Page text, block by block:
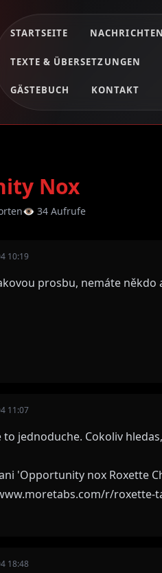
STARTSEITE NACHRICHTEN
TEXTE & ÜBERSETZUNGEN
GÄSTEBUCH KONTAKT
Nox
👁 34 Aufrufe
10:19
prosbu, nemáte někdo
11:07
to jednoduche. Cokoliv
'Opportunity nox Roxette
r/roxette-
18:48